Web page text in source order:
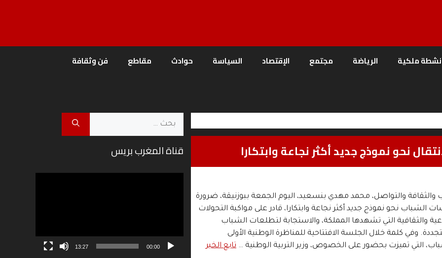
ملكية الرياضة مجتمع الإقتصاد السياسة حوادث مقاطع فن وثقافة
نحو نموذج جديد أكثر نجاعة وابتكارا
والثقافة والتواصل، محمد مهدي بنسعيد، اليوم الجمعة ببوزنيقة، ضرورة
الشباب نحو نموذج جديد أكثر نجاعة وابتكارا، قادر على مواكبة التحولات
والثقافية التي تشهدها المملكة، والاستجابة لتطلعات الشباب
وفي كلمة خلال الجلسة الافتتاحية للمناظرة الوطنية الأولى
التي تميزت بحضور على الخصوص، وزير التربية الوطنية … تابع الخبر
البحث
قناة المغرب بريس
00:00
13:27